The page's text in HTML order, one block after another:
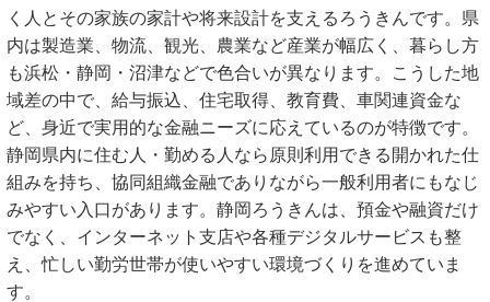
く人とその家族の家計や将来設計を支えるろうきんです。県
内は製造業、物流、観光、農業など産業が幅広く、暮らし方
も浜松・静岡・沼津などで色合いが異なります。こうした地
域差の中で、給与振込、住宅取得、教育費、車関連資金な
ど、身近で実用的な金融ニーズに応えているのが特徴です。
静岡県内に住む人・勤める人なら原則利用できる開かれた仕
組みを持ち、協同組織金融でありながら一般利用者にもなじ
みやすい入口があります。静岡ろうきんは、預金や融資だけ
でなく、インターネット支店や各種デジタルサービスも整
え、忙しい勤労世帯が使いやすい環境づくりを進めていま
す。